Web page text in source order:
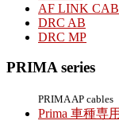
AF LINK
DRC AB
DRC MP
PRIMA series
PRIMA AP cables
Prima 車種専